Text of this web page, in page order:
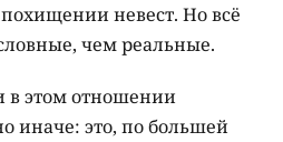
невест. Но всё
чем реальные.
в этом отношении
иначе: это, по большей